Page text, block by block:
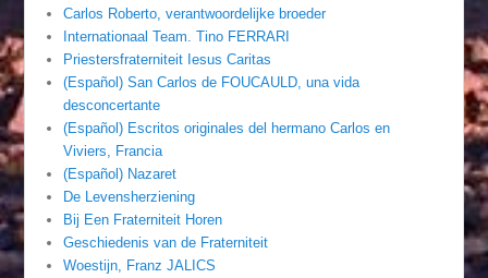
Carlos Roberto, verantwoordelijke broeder
Internationaal Team. Tino FERRARI
Priestersfraterniteit Iesus Caritas
(Español) San Carlos de FOUCAULD, una vida
desconcertante
(Español) Escritos originales del hermano Carlos en
Viviers, Francia
(Español) Nazaret
De Levensherziening
Bij Een Fraterniteit Horen
Geschiedenis van de Fraterniteit
Woestijn, Franz JALICS